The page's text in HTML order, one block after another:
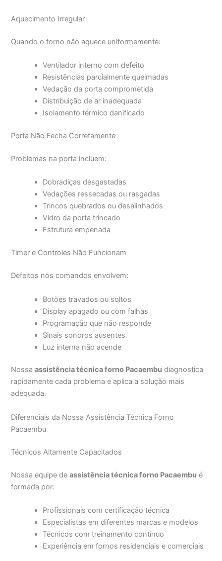
Aquecimento Irregular
Quando o forno não aquece uniformemente:
Ventilador interno com defeito
Resistências parcialmente queimadas
Vedação da porta comprometida
Distribuição de ar inadequada
Isolamento térmico danificado
Porta Não Fecha Corretamente
Problemas na porta incluem:
Dobradiças desgastadas
Vedações ressecadas ou rasgadas
Trincos quebrados ou desalinhados
Vidro da porta trincado
Estrutura empenada
Timer e Controles Não Funcionam
Defeitos nos comandos envolvem:
Botões travados ou soltos
Display apagado ou com falhas
Programação que não responde
Sinais sonoros ausentes
Luz interna não acende
Nossaassistência técnica forno Pacaembu diagnostica
rapidamente cada problema e aplica a solução mais
adequada.
Diferenciais da Nossa Assistência Técnica Forno
Pacaembu
Técnicos Altamente Capacitados
Nossa equipe deassistência técnica forno Pacaembu é
formada por:
Profissionais com certificação técnica
Especialistas em diferentes marcas e modelos
Técnicos com treinamento contínuo
Experiência em fornos residenciais e comerciais